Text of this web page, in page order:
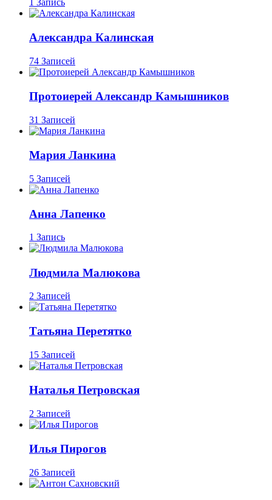
1 Запись
Александра Калинская
74 Записей
Протоиерей Александр Камышников
31 Записей
Мария Ланкина
5 Записей
Анна Лапенко
1 Запись
Людмила Малюкова
2 Записей
Татьяна Перетятко
15 Записей
Наталья Петровская
2 Записей
Илья Пирогов
26 Записей